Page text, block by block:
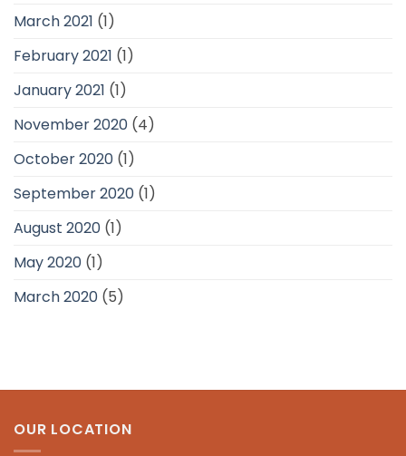
March 2021 (1)
February 2021 (1)
January 2021 (1)
November 2020 (4)
October 2020 (1)
September 2020 (1)
August 2020 (1)
May 2020 (1)
March 2020 (5)
OUR LOCATION